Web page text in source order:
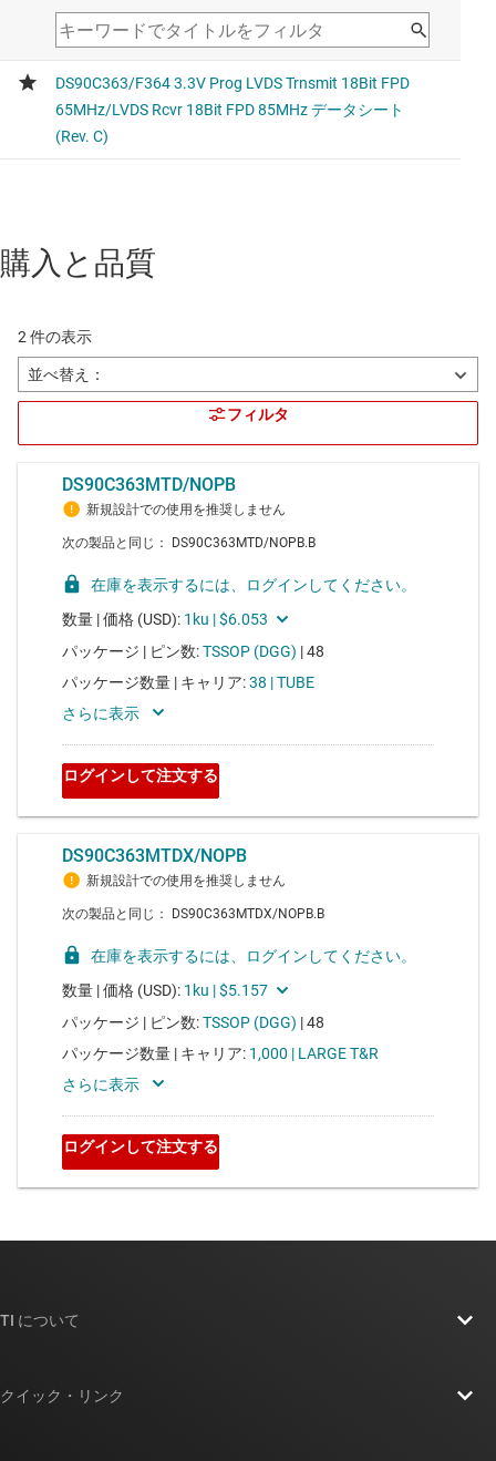
購入と品質
TI について
クイック・リンク